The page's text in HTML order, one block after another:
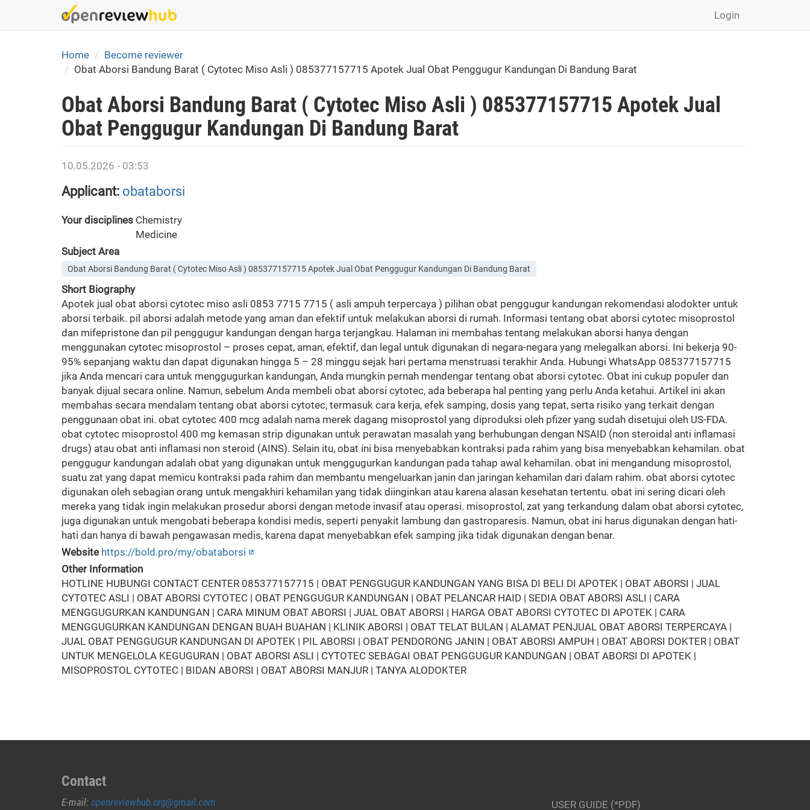
Login
Home
Become reviewer
Obat Aborsi Bandung Barat ( Cytotec Miso Asli ) 085377157715 Apotek Jual Obat Penggugur Kandungan Di Bandung Barat
Obat Aborsi Bandung Barat ( Cytotec Miso Asli ) 085377157715 Apotek Jual
Obat Penggugur Kandungan Di Bandung Barat
10.05.2026 - 03:53
Applicant: obataborsi
Your disciplines Chemistry
Medicine
Subject Area
Obat Aborsi Bandung Barat ( Cytotec Miso Asli ) 085377157715 Apotek Jual Obat Penggugur Kandungan Di Bandung Barat
Short Biography
Apotek jual obat aborsi cytotec miso asli 0853 7715 7715 ( asli ampuh terpercaya ) pilihan obat penggugur kandungan rekomendasi alodokter untuk
aborsi terbaik. pil aborsi adalah metode yang aman dan efektif untuk melakukan aborsi di rumah. Informasi tentang obat aborsi cytotec misoprostol
dan mifepristone dan pil penggugur kandungan dengan harga terjangkau. Halaman ini membahas tentang melakukan aborsi hanya dengan
menggunakan cytotec misoprostol – proses cepat, aman, efektif, dan legal untuk digunakan di negara-negara yang melegalkan aborsi. Ini bekerja 90-
95% sepanjang waktu dan dapat digunakan hingga 5 – 28 minggu sejak hari pertama menstruasi terakhir Anda. Hubungi WhatsApp 085377157715
jika Anda mencari cara untuk menggugurkan kandungan, Anda mungkin pernah mendengar tentang obat aborsi cytotec. Obat ini cukup populer dan
banyak dijual secara online. Namun, sebelum Anda membeli obat aborsi cytotec, ada beberapa hal penting yang perlu Anda ketahui. Artikel ini akan
membahas secara mendalam tentang obat aborsi cytotec, termasuk cara kerja, efek samping, dosis yang tepat, serta risiko yang terkait dengan
penggunaan obat ini. obat cytotec 400 mcg adalah nama merek dagang misoprostol yang diproduksi oleh pfizer yang sudah disetujui oleh US-FDA.
obat cytotec misoprostol 400 mg kemasan strip digunakan untuk perawatan masalah yang berhubungan dengan NSAID (non steroidal anti inflamasi
drugs) atau obat anti inflamasi non steroid (AINS). Selain itu, obat ini bisa menyebabkan kontraksi pada rahim yang bisa menyebabkan kehamilan. obat
penggugur kandungan adalah obat yang digunakan untuk menggugurkan kandungan pada tahap awal kehamilan. obat ini mengandung misoprostol,
suatu zat yang dapat memicu kontraksi pada rahim dan membantu mengeluarkan janin dan jaringan kehamilan dari dalam rahim. obat aborsi cytotec
digunakan oleh sebagian orang untuk mengakhiri kehamilan yang tidak diinginkan atau karena alasan kesehatan tertentu. obat ini sering dicari oleh
mereka yang tidak ingin melakukan prosedur aborsi dengan metode invasif atau operasi. misoprostol, zat yang terkandung dalam obat aborsi cytotec,
juga digunakan untuk mengobati beberapa kondisi medis, seperti penyakit lambung dan gastroparesis. Namun, obat ini harus digunakan dengan hati-
hati dan hanya di bawah pengawasan medis, karena dapat menyebabkan efek samping jika tidak digunakan dengan benar.
Website https://bold.pro/my/obataborsi
Other Information
HOTLINE HUBUNGI CONTACT CENTER 085377157715 | OBAT PENGGUGUR KANDUNGAN YANG BISA DI BELI DI APOTEK | OBAT ABORSI | JUAL
CYTOTEC ASLI | OBAT ABORSI CYTOTEC | OBAT PENGGUGUR KANDUNGAN | OBAT PELANCAR HAID | SEDIA OBAT ABORSI ASLI | CARA
MENGGUGURKAN KANDUNGAN | CARA MINUM OBAT ABORSI | JUAL OBAT ABORSI | HARGA OBAT ABORSI CYTOTEC DI APOTEK | CARA
MENGGUGURKAN KANDUNGAN DENGAN BUAH BUAHAN | KLINIK ABORSI | OBAT TELAT BULAN | ALAMAT PENJUAL OBAT ABORSI TERPERCAYA |
JUAL OBAT PENGGUGUR KANDUNGAN DI APOTEK | PIL ABORSI | OBAT PENDORONG JANIN | OBAT ABORSI AMPUH | OBAT ABORSI DOKTER | OBAT
UNTUK MENGELOLA KEGUGURAN | OBAT ABORSI ASLI | CYTOTEC SEBAGAI OBAT PENGGUGUR KANDUNGAN | OBAT ABORSI DI APOTEK |
MISOPROSTOL CYTOTEC | BIDAN ABORSI | OBAT ABORSI MANJUR | TANYA ALODOKTER
Contact
E-mail: openreviewhub.org@gmail.com USER GUIDE (*PDF)